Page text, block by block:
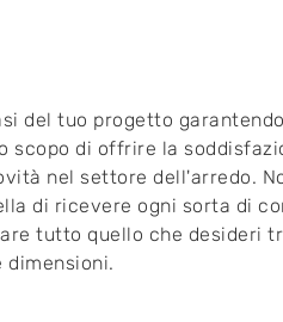
del tuo progetto
scopo di offrire la
nel settore dell'arredo.
di ricevere ogni sorta di
tutto quello che desideri